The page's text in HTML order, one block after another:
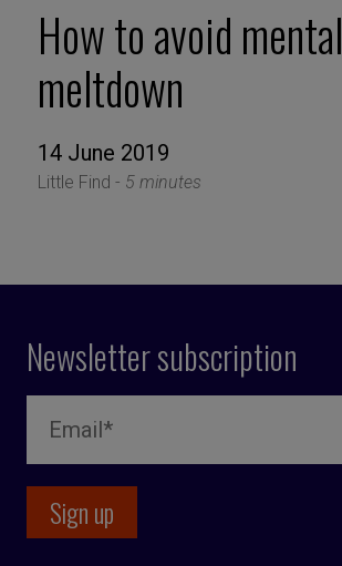
How to avoid mental
meltdown
14 June 2019
Little Find - 5 minutes
Newsletter subscription